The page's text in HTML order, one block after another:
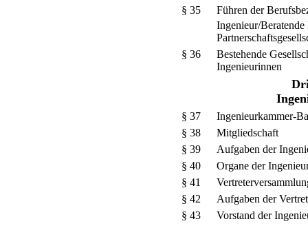
§ 35
Führen der
Ingenieur/
§ 36
Bestehende
Ingenieurinnen
§ 37
Ingenieurkammer-
§ 38
Mitgliedschaft
§ 39
Aufgaben der
§ 40
Organe der
§ 41
§ 42
Aufgaben der
§ 43
Vorstand der